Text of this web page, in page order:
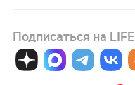
Подписаться на LIFE